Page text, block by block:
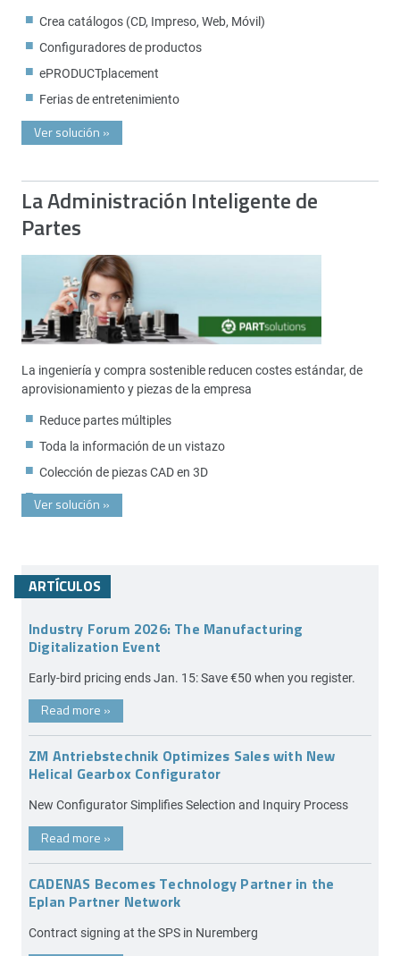
Crea catálogos (CD, Impreso, Web, Móvil)
Configuradores de productos
ePRODUCTplacement
Ferias de entretenimiento
Ver solución »
La Administración Inteligente de
Partes
La ingeniería y compra sostenible reducen costes estándar, de
aprovisionamiento y piezas de la empresa
Reduce partes múltiples
Toda la información de un vistazo
Colección de piezas CAD en 3D
Ver solución »
ARTÍCULOS
Industry Forum 2026: The Manufacturing
Digitalization Event
Early-bird pricing ends Jan. 15: Save €50 when you register.
Read more »
ZM Antriebstechnik Optimizes Sales with New
Helical Gearbox Configurator
New Configurator Simplifies Selection and Inquiry Process
Read more »
CADENAS Becomes Technology Partner in the
Eplan Partner Network
Contract signing at the SPS in Nuremberg